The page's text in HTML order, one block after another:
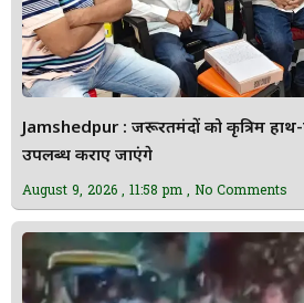
Jamshedpur : जरूरतमंदों को कृत्रिम हाथ-
उपलब्ध कराए जाएंगे
August 9, 2026 11:58 pm No Comments